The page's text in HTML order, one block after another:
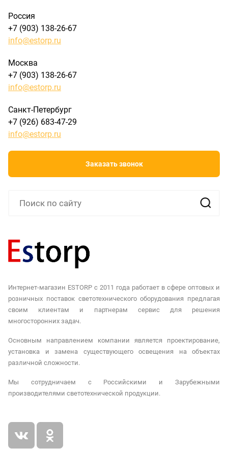
Интернет-магазин ESTORP с 2011 года работает в сфере оптовых и
розничных поставок светотехнического оборудования предлагая
своим клиентам и партнерам сервис для решения
многосторонних задач.
Основным направлением компании является проектирование,
установка и замена существующего освещения на объектах
различной сложности.
Мы сотрудничаем с Российскими и Зарубежными
производителями светотехнической продукции.
Россия
+7 (903) 138-26-67
info@estorp.ru
Москва
+7 (903) 138-26-67
info@estorp.ru
Санкт-Петербург
+7 (926) 683-47-29
info@estorp.ru
Заказать звонок